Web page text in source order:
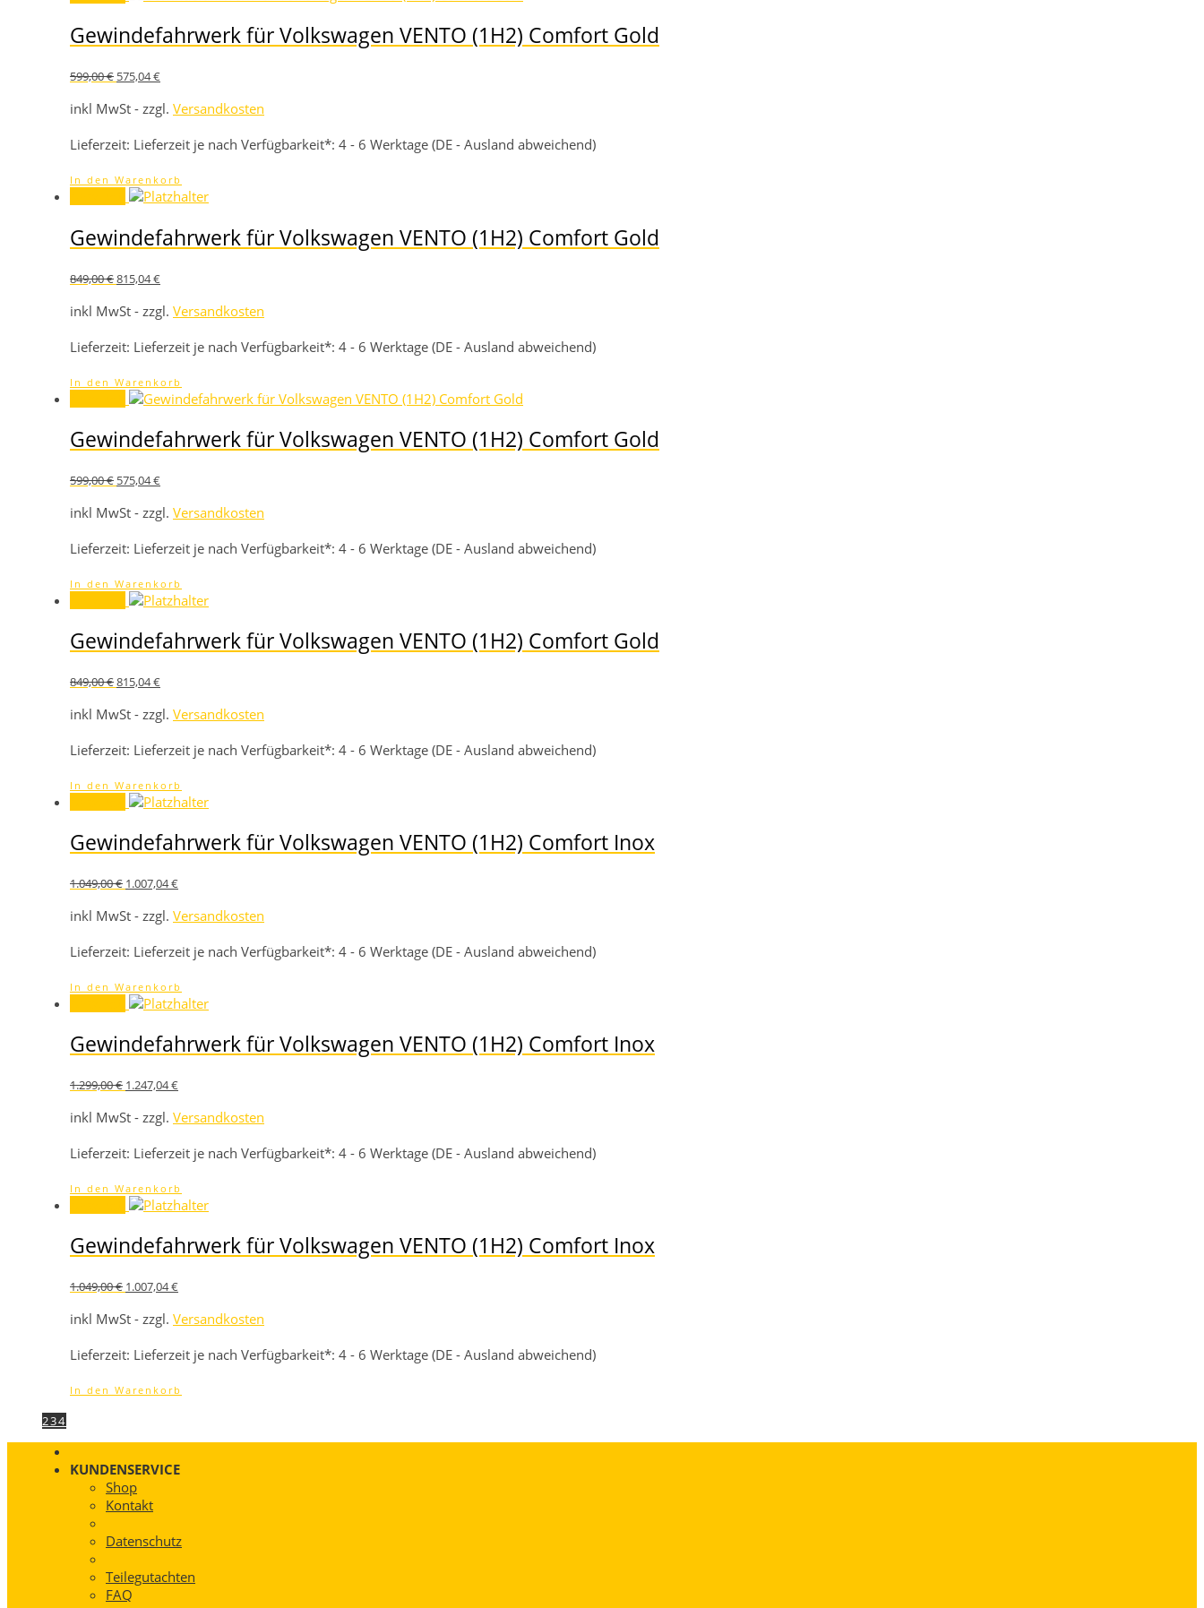
Gewindefahrwerk für Volkswagen VENTO (1H2) Comfort Gold
599,00€ Ursprünglicher
war:
599,00 €
575,04€Aktueller
ist:
575,04 €.
inkl MwSt - zzgl. Versandkosten
Lieferzeit: Lieferzeit je nach Verfügbarkeit*: 4 - 6 Werktage (DE - Ausland abweichend)
In den Warenkorb
Gewindefahrwerk für Volkswagen VENTO (1H2) Comfort Gold
849,00€ Ursprünglicher
war:
849,00 €
815,04€Aktueller
ist:
815,04 €.
inkl MwSt - zzgl. Versandkosten
Lieferzeit: Lieferzeit je nach Verfügbarkeit*: 4 - 6 Werktage (DE - Ausland abweichend)
In den Warenkorb
Gewindefahrwerk für Volkswagen VENTO (1H2) Comfort Gold
599,00€ Ursprünglicher
war:
599,00 €
575,04€Aktueller
ist:
575,04 €.
inkl MwSt - zzgl. Versandkosten
Lieferzeit: Lieferzeit je nach Verfügbarkeit*: 4 - 6 Werktage (DE - Ausland abweichend)
In den Warenkorb
Gewindefahrwerk für Volkswagen VENTO (1H2) Comfort Gold
849,00€ Ursprünglicher
war:
849,00 €
815,04€Aktueller
ist:
815,04 €.
inkl MwSt - zzgl. Versandkosten
Lieferzeit: Lieferzeit je nach Verfügbarkeit*: 4 - 6 Werktage (DE - Ausland abweichend)
In den Warenkorb
Gewindefahrwerk für Volkswagen VENTO (1H2) Comfort Inox
1.049,00€ Ursprünglicher
war:
1.049,00 €
1.007,04€Aktueller
ist:
inkl MwSt - zzgl. Versandkosten
Lieferzeit: Lieferzeit je nach Verfügbarkeit*: 4 - 6 Werktage (DE - Ausland abweichend)
In den Warenkorb
Gewindefahrwerk für Volkswagen VENTO (1H2) Comfort Inox
1.299,00€ Ursprünglicher
war:
1.299,00 €
1.247,04€Aktueller
ist:
inkl MwSt - zzgl. Versandkosten
Lieferzeit: Lieferzeit je nach Verfügbarkeit*: 4 - 6 Werktage (DE - Ausland abweichend)
In den Warenkorb
Gewindefahrwerk für Volkswagen VENTO (1H2) Comfort Inox
1.049,00€ Ursprünglicher
war:
1.049,00 €
1.007,04€Aktueller
ist:
inkl MwSt - zzgl. Versandkosten
Lieferzeit: Lieferzeit je nach Verfügbarkeit*: 4 - 6 Werktage (DE - Ausland abweichend)
In den Warenkorb
234
KUNDENSERVICE
Shop
Kontakt
Datenschutz
Teilegutachten
FAQ